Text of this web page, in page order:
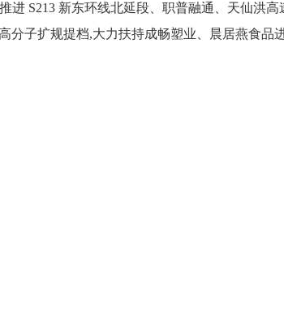
进 S213 新东环线北延段、职普融通、天仙洪高
分子扩规提档,大力扶持成畅塑业、晨居燕食品